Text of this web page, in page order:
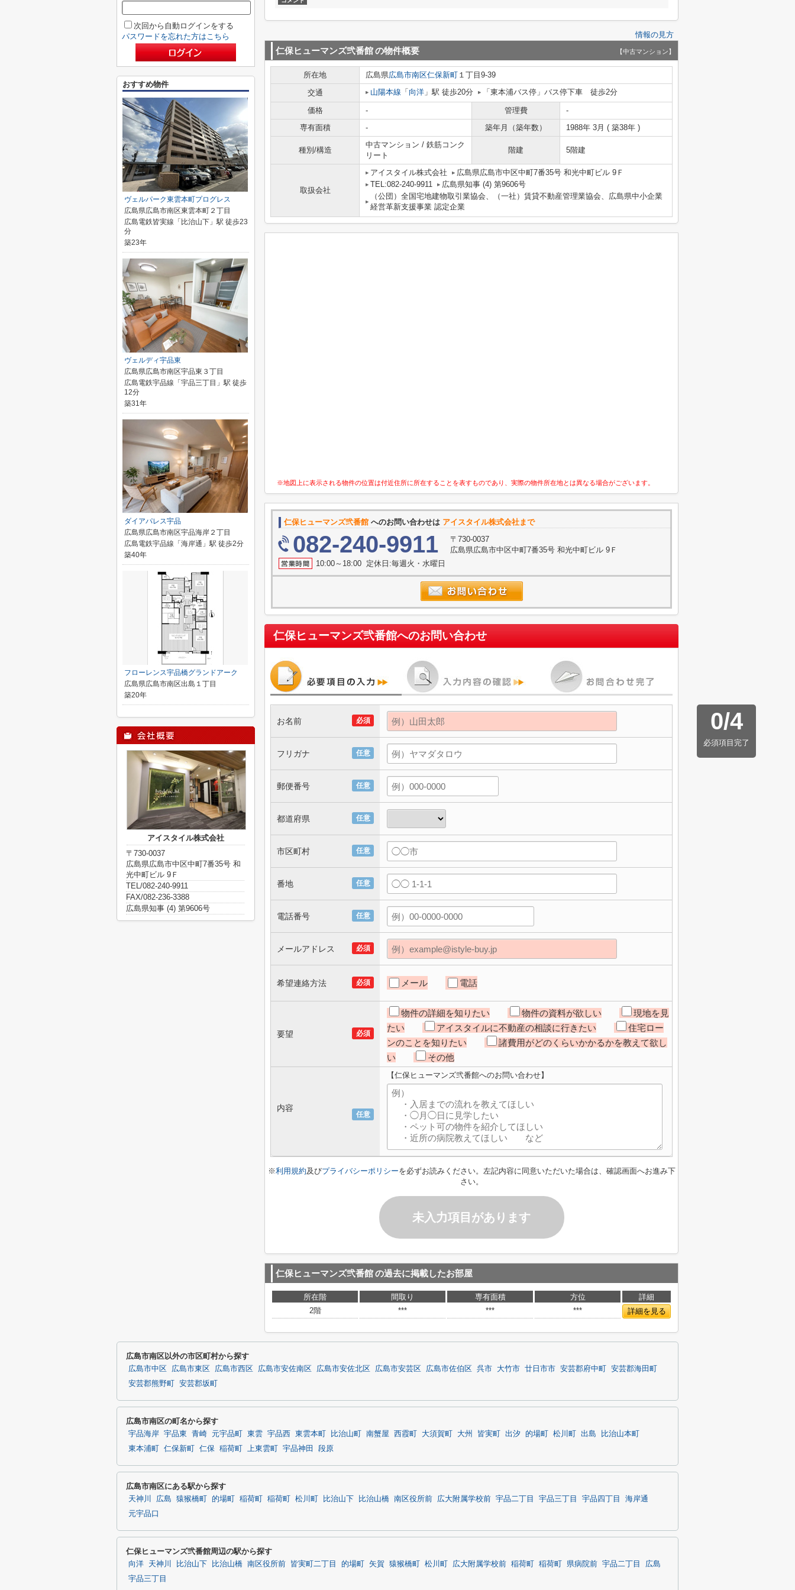
情報の見方
仁保ヒューマンズ弐番館の物件概要 【中古マンション】
所在地 広島県広島市南区仁保新町 １丁目9-39
交通
山陽本線 「 向洋 」駅 徒歩20分 「東本浦バス停」バス停下車 徒歩2分
価格 - 管理費
-
専有面積
- 築年月（築年数） 1988年 3月 ( 築38年 )
種別/構造
中古マンション / 鉄筋コンク
リート
階建 5階建
取扱会社
アイスタイル株式会社
広島県広島市中区中町7番35号 和光中町ビル 9Ｆ
TEL:082-240-9911
広島県知事 (4) 第9606号
（公団）全国宅地建物取引業協会、（一社）賃貸不動産管理業協会、広島県中小企業
経営革新支援事業 認定企業
※地図上に表示される物件の位置は付近住所に所在することを表すものであり、実際の物件所在地とは異なる場合がございます。
仁保ヒューマンズ弐番館 へのお問い合わせは アイスタイル株式会社まで
082-240-9911
〒730-0037
広島県広島市中区中町7番35号 和光中町ビル 9Ｆ
10:00～18:00 定休日:毎週火・水曜日
仁保ヒューマンズ弐番館へのお問い合わせ
0/4
必須項目完了
必須
お名前
任意
フリガナ
任意
郵便番号
任意
都道府県
任意
市区町村
任意
番地
任意
電話番号
必須
メールアドレス
必須
希望連絡方法 メール 電話
必須
要望
物件の詳細を知りたい 物件の資料が欲しい
現地を見
たい
アイスタイルに不動産の相談に行きたい
住宅ロー
ンのことを知りたい
諸費用がどのくらいかかるかを教えて欲し
い
その他
任意
内容
【仁保ヒューマンズ弐番館へのお問い合わせ】
※利用規約及びプライバシーポリシーを必ずお読みください。左記内容に同意いただいた場合は、確認画面へお進み下
さい。
未入力項目があります
仁保ヒューマンズ弐番館の過去に掲載したお部屋
所在階 間取り 専有面積 方位
詳細
2階
*** *** *** 詳細を見る
次回から自動ログインをする
パスワードを忘れた方はこちら
おすすめ物件
ヴェルパーク東雲本町プログレス
広島県広島市南区東雲本町２丁目
広島電鉄皆実線「比治山下」駅 徒歩23
分
築23年
ヴェルディ宇品東
広島県広島市南区宇品東３丁目
広島電鉄宇品線「宇品三丁目」駅 徒歩
12分
築31年
ダイアパレス宇品
広島県広島市南区宇品海岸２丁目
広島電鉄宇品線「海岸通」駅 徒歩2分
築40年
フローレンス宇品橋グランドアーク
広島県広島市南区出島１丁目
築20年
アイスタイル株式会社
〒730-0037
広島県広島市中区中町7番35号 和
光中町ビル 9Ｆ
TEL/082-240-9911
FAX/082-236-3388
広島県知事 (4) 第9606号
広島市南区以外の市区町村から探す
広島市中区 広島市東区 広島市西区 広島市安佐南区 広島市安佐北区 広島市安芸区 広島市佐伯区 呉市 大竹市 廿日市市 安芸郡府中町
安芸郡海田町
安芸郡熊野町
安芸郡坂町
広島市南区の町名から探す
宇品海岸 宇品東 青崎 元宇品町 東雲 宇品西 東雲本町 比治山町 南蟹屋 西霞町 大須賀町 大州 皆実町 出汐 的場町 松川町 出島
比治山本町
東本浦町
仁保新町 仁保 稲荷町 上東雲町 宇品神田 段原
広島市南区にある駅から探す
天神川 広島 猿猴橋町 的場町 稲荷町 稲荷町 松川町 比治山下 比治山橋 南区役所前 広大附属学校前 宇品二丁目 宇品三丁目 宇品四丁目
海岸通
元宇品口
仁保ヒューマンズ弐番館周辺の駅から探す
向洋 天神川 比治山下 比治山橋 南区役所前 皆実町二丁目 的場町 矢賀 猿猴橋町 松川町 広大附属学校前 稲荷町 稲荷町 県病院前 宇品二丁目
広島
宇品三丁目